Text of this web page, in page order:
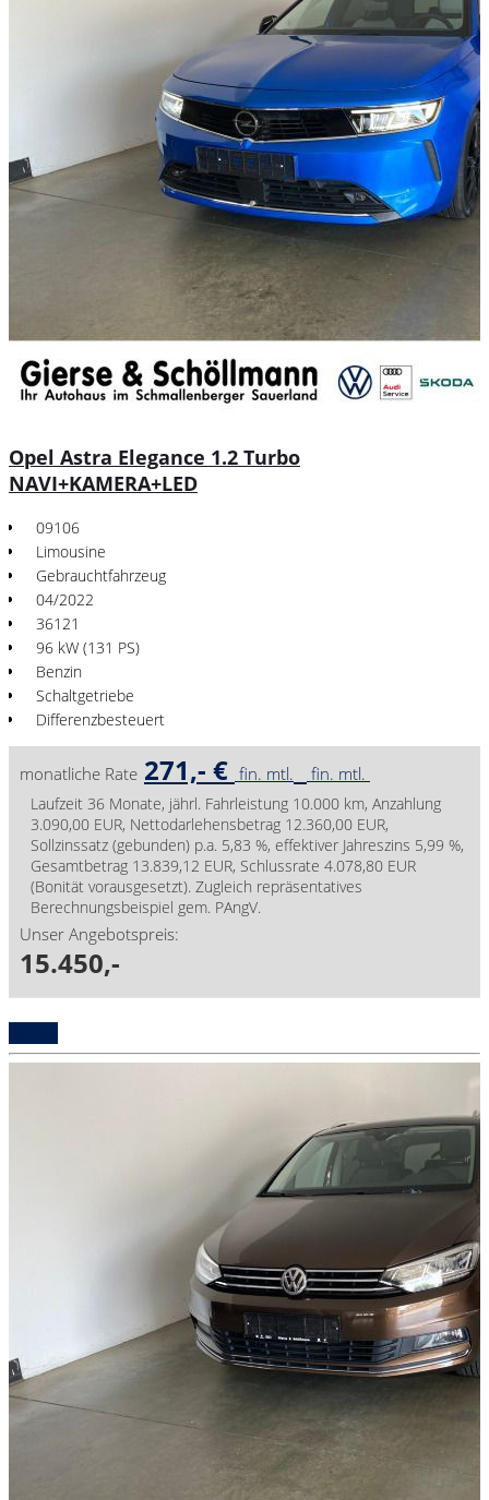
Opel Astra Elegance 1.2 Turbo
NAVI+KAMERA+LED
09106
Limousine
Gebrauchtfahrzeug
04/2022
36121
96 kW (131 PS)
Benzin
Schaltgetriebe
Differenzbesteuert
monatliche Rate 271,- € fin. mtl. fin. mtl.
Laufzeit 36 Monate, jährl. Fahrleistung 10.000 km, Anzahlung
3.090,00 EUR, Nettodarlehensbetrag 12.360,00 EUR,
Sollzinssatz (gebunden) p.a. 5,83 %, effektiver Jahreszins 5,99 %,
Gesamtbetrag 13.839,12 EUR, Schlussrate 4.078,80 EUR
(Bonität vorausgesetzt). Zugleich repräsentatives
Berechnungsbeispiel gem. PAngV.
Unser Angebotspreis:
15.450,-